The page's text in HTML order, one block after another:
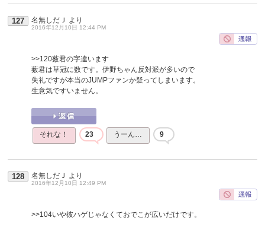
127 名無しだＪ より
2016年12月10日 12:44 PM
>>120薮君の字違います
薮君は草冠に数です。伊野ちゃん反対派が多いので
失礼ですが本当のJUMPファンか疑ってしまいます。
生意気ですいません。
それな！ 23 うーん… 9
128 名無しだＪ より
2016年12月10日 12:49 PM
>>104いや彼ハゲじゃなくておでこが広いだけです。